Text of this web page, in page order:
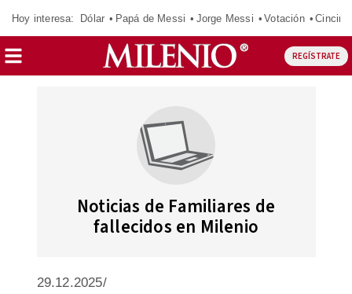
Hoy interesa: Dólar Papá de Messi Jorge Messi Votación
REGÍSTRATE
Noticias de Familiares de
fallecidos en Milenio
29.12.2025/